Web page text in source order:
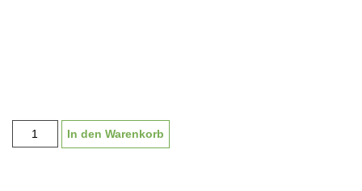
Medaille
"Leni"
In den Warenkorb